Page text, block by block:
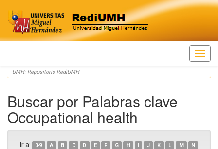
Skip
navigation
UMH: Repositorio RediUMH
Buscar por Palabras clave
Occupational health
Ir a: 0-9 A B C D E F G H I J K L M
N